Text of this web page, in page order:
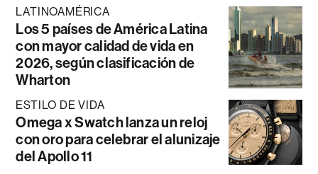
LATINOAMÉRICA
Los 5 países de América Latina
con mayor calidad de vida en
2026, según clasificación de
Wharton
ESTILO DE VIDA
Omega x Swatch lanza un reloj
con oro para celebrar el alunizaje
del Apollo 11